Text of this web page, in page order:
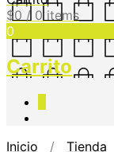
$0 / 0 items
0
Carrito
Inicio / Tienda